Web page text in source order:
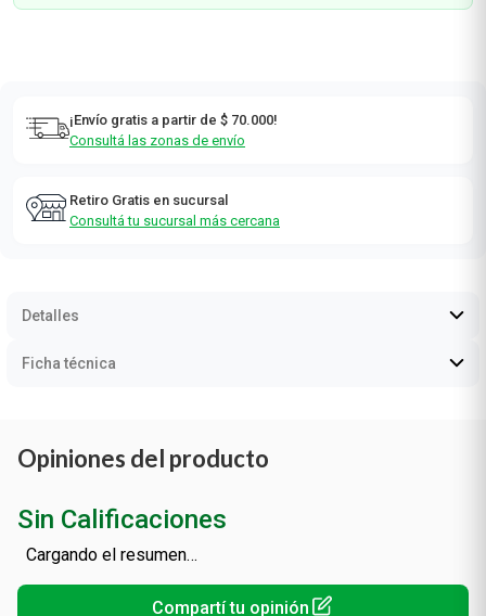
¡Envío gratis a partir de $ 70.000!
Consultá las zonas de envío
Retiro Gratis en sucursal
Consultá tu sucursal más cercana
Detalles
Ficha técnica
Opiniones del producto
Sin Calificaciones
Cargando el resumen…